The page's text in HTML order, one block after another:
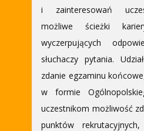
i zainteresowań
możliwe ścieżki
wyczerpujących
słuchaczy pytania.
zdanie egzaminu
w formie
uczestnikom możliwość
punktów